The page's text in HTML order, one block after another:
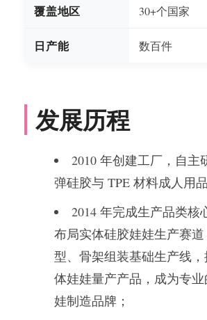
覆盖地区 30+个国家
日产能 数百件
发展历程
2010 年创建工厂，自主
弹硅胶与 TPE 材料成人用品
2014 年完成生产品类核
布局实体硅胶娃娃生产赛
型、骨架组装基础生产线
体娃娃量产产品，成为专
娃制造品牌；